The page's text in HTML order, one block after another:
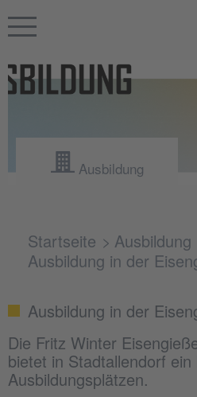
Ausbildung
Startseite
Ausbildung
Ausbildung in der
Ausbildung in der
Die Fritz Winter
bietet in Stadtallendorf
Ausbildungsplätzen.